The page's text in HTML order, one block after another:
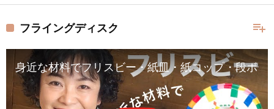
playlist_add
フライングディスク
身近な材料でフリスビー・紙皿・紙コップ・段ボ